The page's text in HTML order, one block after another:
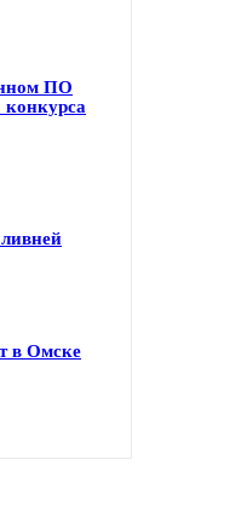
ПО
конкурса
в Омске